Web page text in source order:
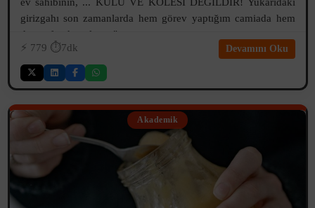
girizgahı son zamanlarda hem görev yaptığım camiada hem
de etrafımda onlarca "...
⚡️ 779 ⏱️7dk Devamını Oku
Akademik